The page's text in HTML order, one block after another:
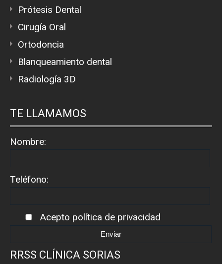
Prótesis Dental
Cirugía Oral
Ortodoncia
Blanqueamiento dental
Radiología 3D
TE LLAMAMOS
Nombre:
Teléfono:
Acepto política de privacidad
RRSS CLÍNICA SORIAS